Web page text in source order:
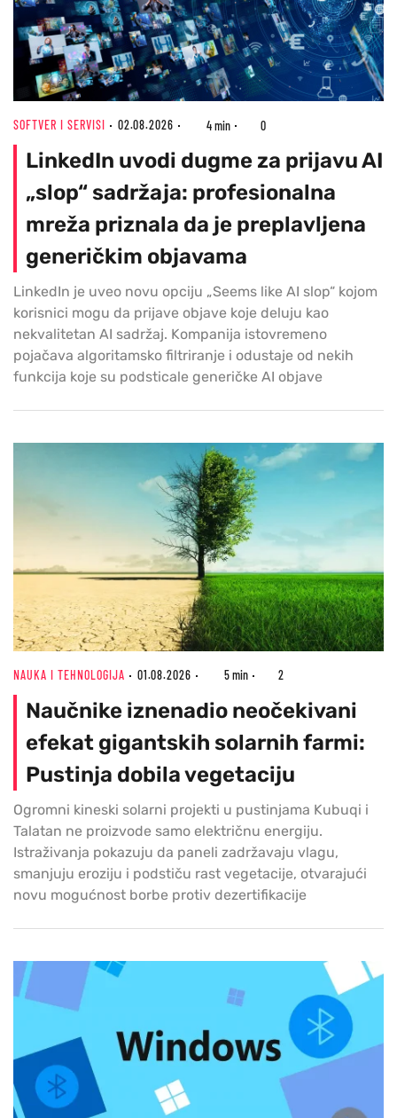
SOFTVER I SERVISI 02.08.2026 4 min 0
LinkedIn uvodi dugme za prijavu AI
„slop“ sadržaja: profesionalna
mreža priznala da je preplavljena
generičkim objavama
LinkedIn je uveo novu opciju „Seems like AI slop“ kojom
korisnici mogu da prijave objave koje deluju kao
nekvalitetan AI sadržaj. Kompanija istovremeno
pojačava algoritamsko filtriranje i odustaje od nekih
funkcija koje su podsticale generičke AI objave
NAUKA I TEHNOLOGIJA 01.08.2026 5 min 2
Naučnike iznenadio neočekivani
efekat gigantskih solarnih farmi:
Pustinja dobila vegetaciju
Ogromni kineski solarni projekti u pustinjama Kubuqi i
Talatan ne proizvode samo električnu energiju.
Istraživanja pokazuju da paneli zadržavaju vlagu,
smanjuju eroziju i podstiču rast vegetacije, otvarajući
novu mogućnost borbe protiv dezertifikacije